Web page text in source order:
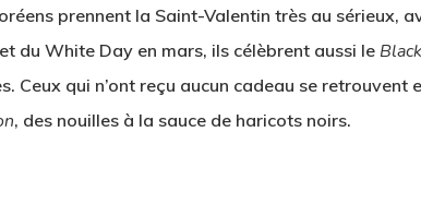
prennent la Saint-Valentin très au sérieux,
du White Day en mars, ils célèbrent aussi le
Ceux qui n’ont reçu aucun cadeau se
, des nouilles à la sauce de haricots noirs.